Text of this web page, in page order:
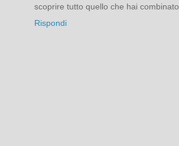
scoprire tutto quello che hai combinato.
Rispondi